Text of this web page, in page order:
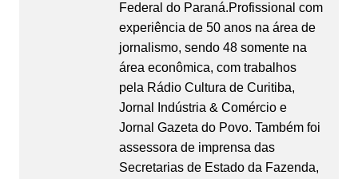
Federal do Paraná.Profissional com
experiência de 50 anos na área de
jornalismo, sendo 48 somente na
área econômica, com trabalhos
pela Rádio Cultura de Curitiba,
Jornal Indústria & Comércio e
Jornal Gazeta do Povo. Também foi
assessora de imprensa das
Secretarias de Estado da Fazenda,